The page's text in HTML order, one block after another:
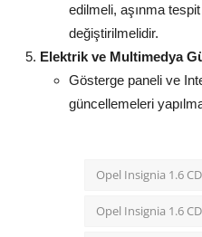
edilmeli, aşınma
değiştirilmelidir.
Elektrik ve Multimedya
Gösterge paneli ve
güncellemeleri
Opel Insignia 1.6
Opel Insignia 1.6